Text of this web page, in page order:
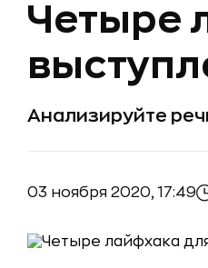
Четыре
Анализируйте
03 ноября 2020, 17:49